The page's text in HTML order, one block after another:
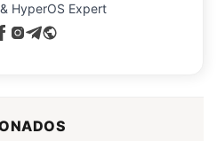
HyperOS Expert